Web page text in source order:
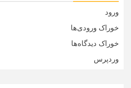
ورود
خوراک ورودی‌ها
خوراک دیدگاه‌ها
وردپرس